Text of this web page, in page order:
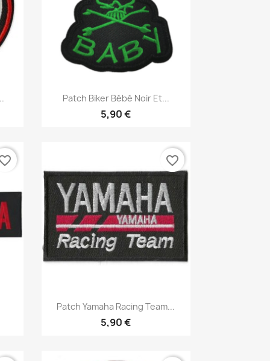
 Aperçu rapide
Patch Biker Bébé Noir Et...
5,90 €
Aperçu rapide
Patch Yamaha Racing Team...
5,90 €
favorite_border